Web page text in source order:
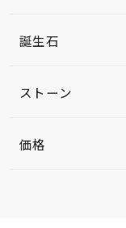
誕生石
ストーン
価格